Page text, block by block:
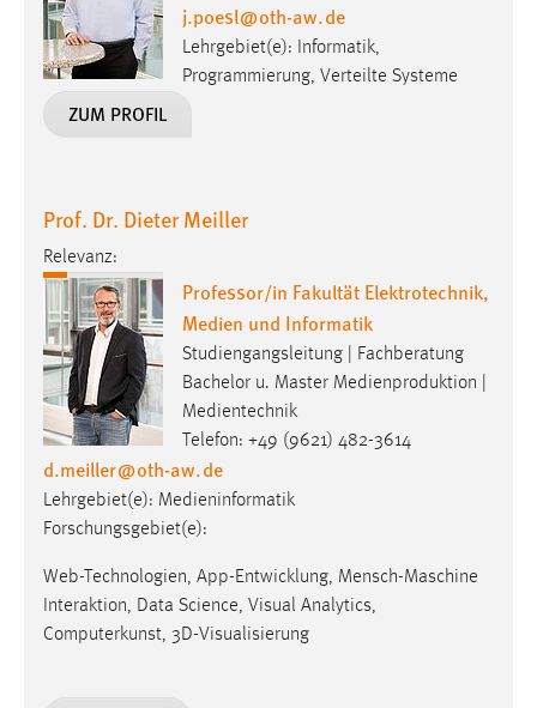
j.poesl@oth-aw.de
Lehrgebiet(e): Informatik,
Programmierung, Verteilte Systeme
ZUM PROFIL
Prof. Dr. Dieter Meiller
Relevanz:
Professor/in Fakultät Elektrotechnik,
Medien und Informatik
Studiengangsleitung | Fachberatung
Bachelor u. Master Medienproduktion |
Medientechnik
Telefon: +49 (9621) 482-3614
d.meiller@oth-aw.de
Lehrgebiet(e): Medieninformatik
Forschungsgebiet(e):
Web-Technologien, App-Entwicklung, Mensch-Maschine
Interaktion, Data Science, Visual Analytics,
Computerkunst, 3D-Visualisierung
Name:
_gcl_au
Google Ireland Limited
3 Monate
Facebook Pixel
Name:
_fbp
Facebook
Zweck:
Cookie Laufzeit:
3 Monate